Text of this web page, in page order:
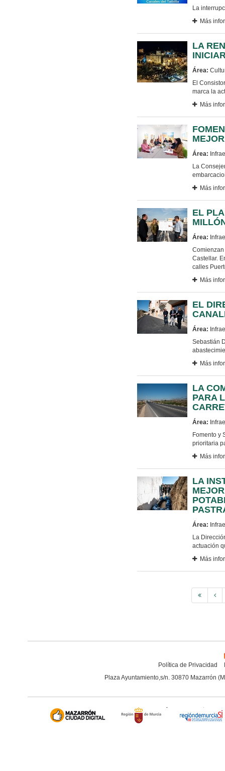
La
Más
LA
Área:
El
marca la
Más
Área:
La
Más
EL
Área:
Castellar.
calles
Más
EL
Área:
Sebastián
Más
LA
PARA
Área:
Fomento y
prioritaria
Más
LA
Área:
La
actuación
Más
Política de Privacidad
Plaza Ayuntamiento,s/n. 30870 Mazarrón